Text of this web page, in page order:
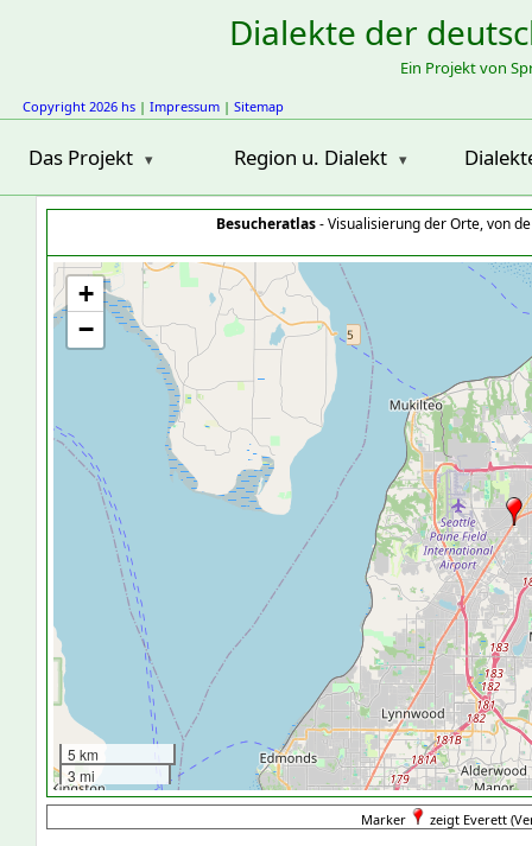
Dialekte der
Ein Projekt von
Copyright 2026 hs | Impressum | Sitemap
Das Projekt Region u. Dialekt
Besucheratlas- Visualisierung der Orte, von
+
−
5 km
3 mi
Marker zeigt Everett